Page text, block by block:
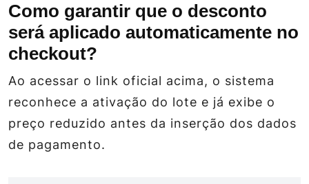
Como garantir que o desconto
será aplicado automaticamente no
checkout?
Ao acessar o link oficial acima, o sistema
reconhece a ativação do lote e já exibe o
preço reduzido antes da inserção dos dados
de pagamento.